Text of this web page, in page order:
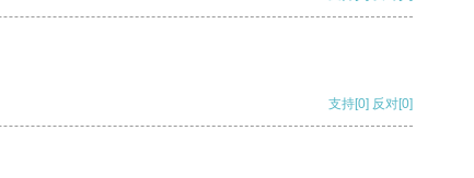
支持[0] 反对[0]